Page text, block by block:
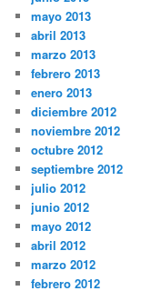
mayo 2013
abril 2013
marzo 2013
febrero 2013
enero 2013
diciembre 2012
noviembre 2012
octubre 2012
septiembre 2012
julio 2012
junio 2012
mayo 2012
abril 2012
marzo 2012
febrero 2012